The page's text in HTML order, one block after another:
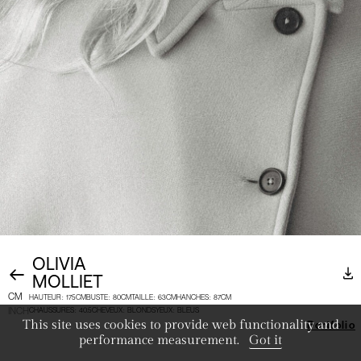
This site uses cookies to provide web functionality and
performance measurement. Got it
OLIVIA
MOLLIET
CM
HAUTEUR: 175CM BUSTE: 80CMTAILLE: 63CM HANCHES: 87CM
CHAUSSURES: 40.5CHEVEUX: BLONDSYEUX: BLEUS
Portfolio